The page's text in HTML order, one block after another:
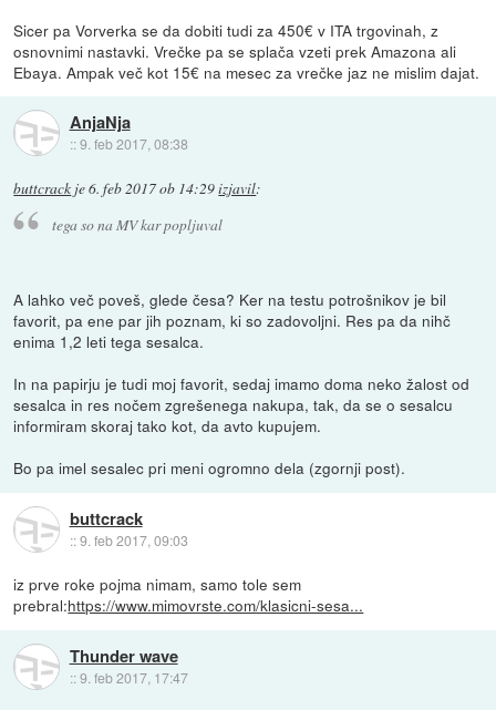
Sicer pa Vorverka se da dobiti tudi za 450€ v ITA trgovinah, z
osnovnimi nastavki. Vrečke pa se splača vzeti prek Amazona ali
Ebaya. Ampak več kot 15€ na mesec za vrečke jaz ne mislim dajat.
AnjaNja
::9. feb 2017, 08:38
buttcrack je6. feb 2017 ob 14:29izjavil:
tega so na MV kar popljuval
A lahko več poveš, glede česa? Ker na testu potrošnikov je bil
favorit, pa ene par jih poznam, ki so zadovoljni. Res pa da nihč
enima 1,2 leti tega sesalca.
In na papirju je tudi moj favorit, sedaj imamo doma neko žalost od
sesalca in res nočem zgrešenega nakupa, tak, da se o sesalcu
informiram skoraj tako kot, da avto kupujem.
Bo pa imel sesalec pri meni ogromno dela (zgornji post).
buttcrack
::9. feb 2017, 09:03
iz prve roke pojma nimam, samo tole sem
prebral:https://www.mimovrste.com/klasicni-sesa...
Thunder wave
::9. feb 2017, 17:47